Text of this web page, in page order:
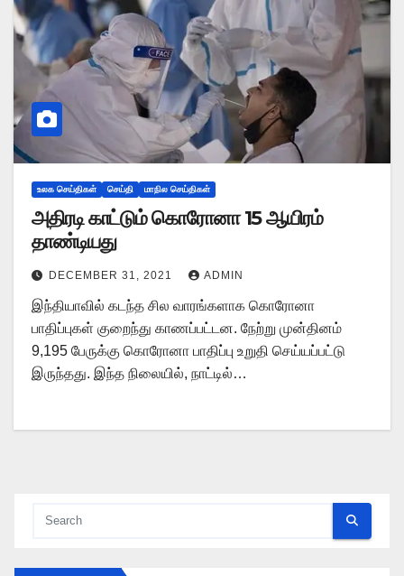
உலக செய்திகள் செய்தி மாநில செய்திகள்
அதிரடி காட்டும் கொரோனா 15 ஆயிரம்
தாண்டியது
DECEMBER 31, 2021 ADMIN
இந்தியாவில் கடந்த சில வாரங்களாக கொரோனா
பாதிப்புகள் குறைந்து காணப்பட்டன. நேற்று முன்தினம்
9,195 பேருக்கு கொரோனா பாதிப்பு உறுதி செய்யப்பட்டு
இருந்தது. இந்த நிலையில், நாட்டில்…